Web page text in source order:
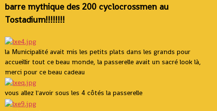
barre mythique des 200 cyclocrossmen au
Tostadium!!!!!!!!
la Municipalité avait mis les petits plats dans les grands pour
accueillir tout ce beau monde, la passerelle avait un sacré look là,
merci pour ce beau cadeau
vous allez l'avoir sous les 4 côtés la passerelle